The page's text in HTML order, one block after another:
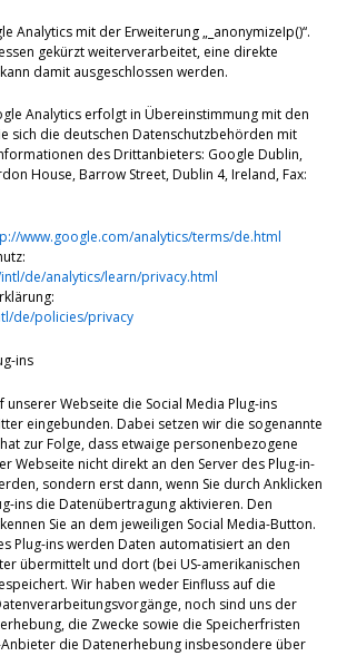
Analytics mit der Erweiterung „_anonymizeIp()“.
gekürzt weiterverarbeitet, eine direkte
damit ausgeschlossen werden.
Analytics erfolgt in Übereinstimmung mit den
sich die deutschen Datenschutzbehörden mit
des Drittanbieters: Google Dublin,
House, Barrow Street, Dublin 4, Ireland, Fax:
www.google.com/analytics/terms/de.html
de/analytics/learn/privacy.html
de/policies/privacy
ins
unserer Webseite die Social Media Plug-ins
eingebunden. Dabei setzen wir die sogenannte
zur Folge, dass etwaige personenbezogene
Webseite nicht direkt an den Server des Plug-in-
sondern erst dann, wenn Sie durch Anklicken
ins die Datenübertragung aktivieren. Den
Sie an dem jeweiligen Social Media-Button.
Plug-ins werden Daten automatisiert an den
übermittelt und dort (bei US-amerikanischen
Wir haben weder Einfluss auf die
noch sind uns der
die Zwecke sowie die Speicherfristen
die Datenerhebung insbesondere über